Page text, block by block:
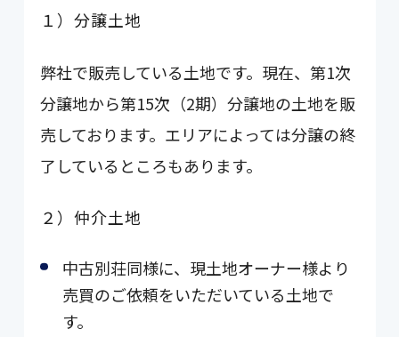
１）分譲土地
弊社で販売している土地です。現在、第1次
分譲地から第15次（2期）分譲地の土地を販
売しております。エリアによっては分譲の終
了しているところもあります。
２）仲介土地
中古別荘同様に、現土地オーナー様より
売買のご依頼をいただいている土地で
す。